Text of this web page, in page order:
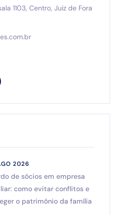
1103, Centro, Juiz de Fora
2026
de sócios em empresa
como evitar conflitos e
o patrimônio da família